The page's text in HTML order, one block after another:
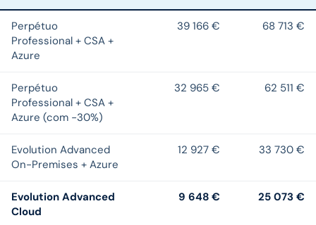
Perpétuo
Professional + CSA +
Azure
39 166 € 68 713 €
Perpétuo
Professional + CSA +
Azure (com −30%)
32 965 € 62 511 €
Evolution Advanced
On-Premises + Azure
12 927 € 33 730 €
Evolution Advanced
Cloud
9 648 € 25 073 €